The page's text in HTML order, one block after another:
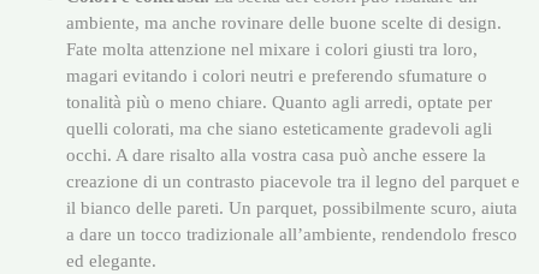
ambiente, ma anche rovinare delle buone scelte di design.
Fate molta attenzione nel mixare i colori giusti tra loro,
magari evitando i colori neutri e preferendo sfumature o
tonalità più o meno chiare. Quanto agli arredi, optate per
quelli colorati, ma che siano esteticamente gradevoli agli
occhi. A dare risalto alla vostra casa può anche essere la
creazione di un contrasto piacevole tra il legno del parquet e
il bianco delle pareti. Un parquet, possibilmente scuro, aiuta
a dare un tocco tradizionale all’ambiente, rendendolo fresco
ed elegante.